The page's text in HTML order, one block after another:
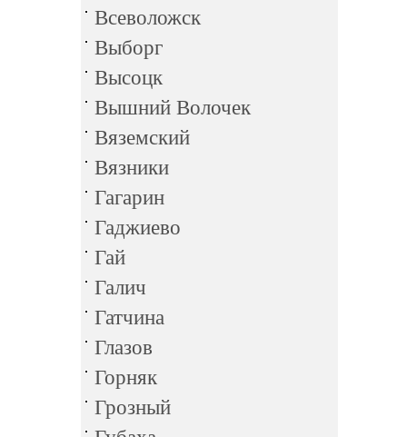
Всеволожск
Выборг
Высоцк
Вышний Волочек
Вяземский
Вязники
Гагарин
Гаджиево
Гай
Галич
Гатчина
Глазов
Горняк
Грозный